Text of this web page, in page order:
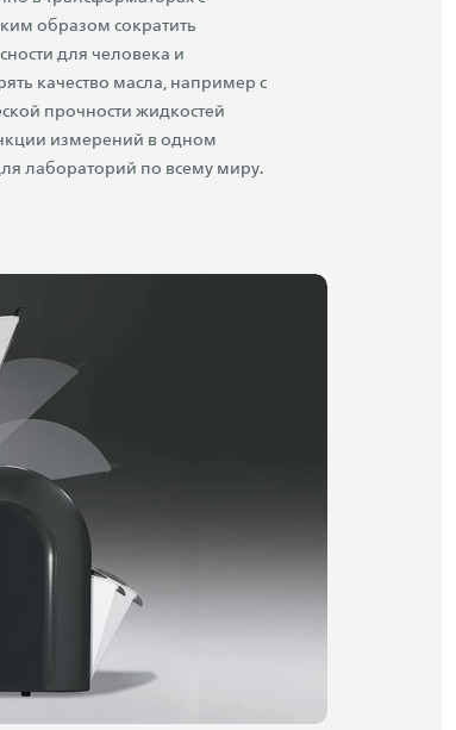
образом сократить
для человека и
качество масла, например с
прочности жидкостей
измерений в одном
лабораторий по всему миру.